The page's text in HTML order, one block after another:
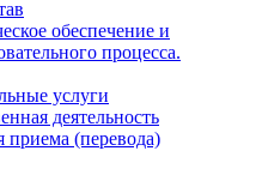
обеспечение и
процесса.
услуги
деятельность
приема (перевода)